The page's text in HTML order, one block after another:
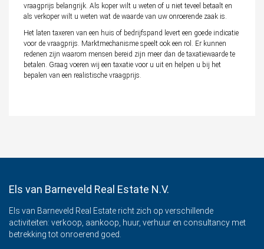
vraagprijs belangrijk. Als koper wilt u weten of u niet teveel betaalt en
als verkoper wilt u weten wat de waarde van uw onroerende zaak is.
Het laten taxeren van een huis of bedrijfspand levert een goede indicatie
voor de vraagprijs. Marktmechanisme speelt ook een rol. Er kunnen
redenen zijn waarom mensen bereid zijn meer dan de taxatiewaarde te
betalen. Graag voeren wij een taxatie voor u uit en helpen u bij het
bepalen van een realistische vraagprijs.
Els van Barneveld Real Estate N.V.
Els van Barneveld Real Estate richt zich op verschillende
activiteiten: verkoop, aankoop, huur, verhuur en consultancy met
betrekking tot onroerend goed.